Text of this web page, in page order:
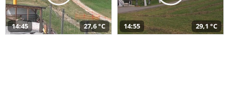
14:45 27,6 °C 14:55 29,1 °C